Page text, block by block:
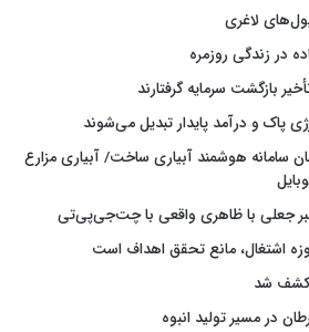
لاغری
در زندگی روزمره
بازگشت سرمایه گرفتارند
پاک و درآمد پایدار تبدیل می‌شوند
سامانه هوشمند آبیاری ساخت/ آبیاری مزارع
جعلی با ظاهری واقعی با چت‌جی‌پی‌تی
اشتغال، مانع تحقق اهداف است
کشف شد
در مسیر تولید انبوه